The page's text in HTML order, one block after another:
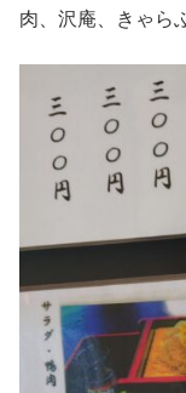
肉、沢庵、きゃら